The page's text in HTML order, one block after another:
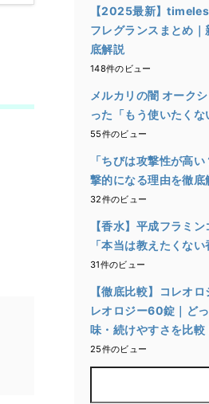
【2025最新】
フレグランスまとめ
底解説
148件のビュー
メルカリの闇 オーク
った「もう使いたく
55件のビュー
「ちびは攻撃性が高
撃的になる理由を徹底
32件のビュー
【香水】平成フラミ
「本当は教えたくな
31件のビュー
【徹底比較】コレオ
レオロジー60錠｜ど
味・続けやすさを比較
25件のビュー